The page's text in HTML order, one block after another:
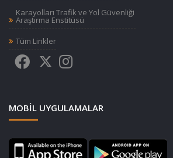
Karayolları Trafik ve Yol Güvenliği
Araştırma Enstitüsü
Tüm Linkler
MOBIL UYGULAMALAR